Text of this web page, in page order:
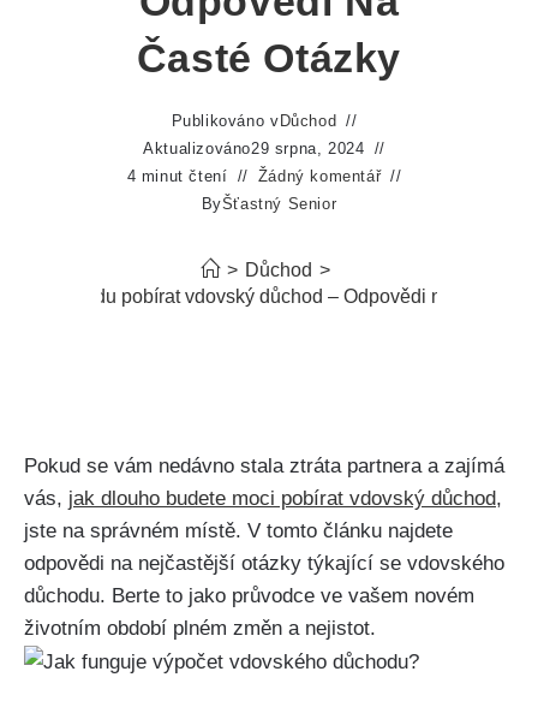
Časté Otázky
Publikováno v Důchod
Aktualizováno29 srpna, 2024
4 minut čtení
Žádný komentář
ByŠťastný Senior
> Důchod >
dlouho budu pobírat vdovský důchod – Odpovědi na časté
Pokud se vám nedávno stala ztráta partnera a zajímá
vás, jak dlouho budete moci pobírat vdovský důchod,
jste na správném místě. V tomto článku najdete
odpovědi na nejčastější otázky týkající se vdovského
důchodu. Berte to jako průvodce ve vašem novém
životním období plném změn a nejistot.